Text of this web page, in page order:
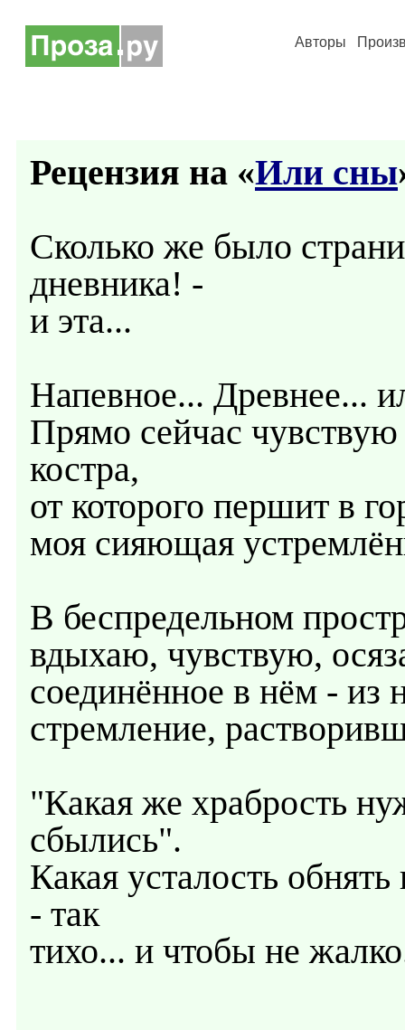
Авторы
Рецензия на «Или сны
Сколько же было
дневника! -
и эта...
Напевное... Древнее...
Прямо сейчас
костра,
от которого першит в
моя сияющая
В беспредельном
вдыхаю, чувствую,
соединённое в нём - из
стремление,
"Какая же храбрость
сбылись".
Какая усталость
- так
тихо... и чтобы не